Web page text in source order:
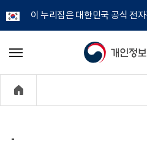
이 누리집은 대한민국 공식 전
개
정
메
기
-